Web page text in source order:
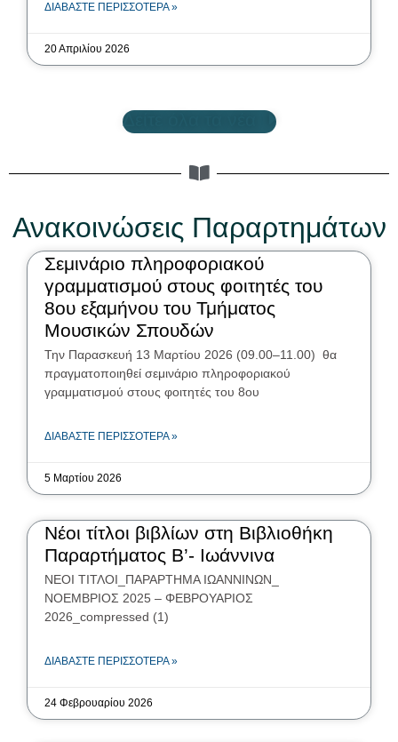
ΔΙΑΒΆΣΤΕ ΠΕΡΙΣΣΌΤΕΡΑ »
20 Απριλίου 2026
Δείτε όλα τα νέα
Ανακοινώσεις Παραρτημάτων
Σεμινάριο πληροφοριακού
γραμματισμού στους φοιτητές του
8ου εξαμήνου του Τμήματος
Μουσικών Σπουδών
Την Παρασκευή 13 Μαρτίου 2026 (09.00–11.00) θα
πραγματοποιηθεί σεμινάριο πληροφοριακού
γραμματισμού στους φοιτητές του 8ου
ΔΙΑΒΆΣΤΕ ΠΕΡΙΣΣΌΤΕΡΑ »
5 Μαρτίου 2026
Νέοι τίτλοι βιβλίων στη Βιβλιοθήκη
Παραρτήματος Β’- Ιωάννινα
ΝΕΟΙ ΤΙΤΛΟΙ_ΠΑΡΑΡΤΗΜΑ ΙΩΑΝΝΙΝΩΝ_
ΝΟΕΜΒΡΙΟΣ 2025 – ΦΕΒΡΟΥΑΡΙΟΣ
2026_compressed (1)
ΔΙΑΒΆΣΤΕ ΠΕΡΙΣΣΌΤΕΡΑ »
24 Φεβρουαρίου 2026